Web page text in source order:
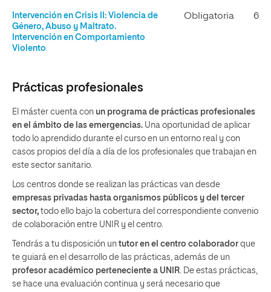
Intervención en Crisis II: Violencia de
Género, Abuso y Maltrato.
Intervención en Comportamiento
Violento
Obligatoria 6
Prácticas profesionales
El máster cuenta con un programa de prácticas profesionales
en el ámbito de las emergencias. Una oportunidad de aplicar
todo lo aprendido durante el curso en un entorno real y con
casos propios del día a día de los profesionales que trabajan en
este sector sanitario.
Los centros donde se realizan las prácticas van desde
empresas privadas hasta organismos públicos y del tercer
sector, todo ello bajo la cobertura del correspondiente convenio
de colaboración entre UNIR y el centro.
Tendrás a tu disposición un tutor en el centro colaborador que
te guiará en el desarrollo de las prácticas, además de un
profesor académico perteneciente a UNIR. De estas prácticas,
se hace una evaluación continua y será necesario que